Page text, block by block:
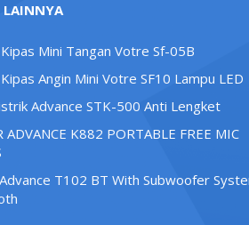
LAINNYA
Mini Tangan Votre Sf-05B
Angin Mini Votre SF10 Lampu LED
Advance STK-500 Anti Lengket
ADVANCE K882 PORTABLE FREE MIC
T102 BT With Subwoofer